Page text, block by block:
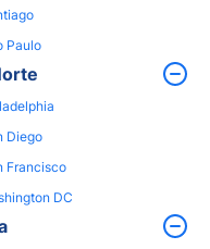
Paulo
Diego
Francisco
DC